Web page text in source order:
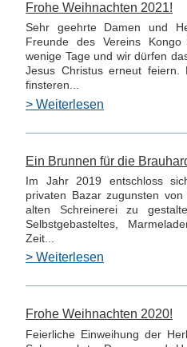
Frohe Weihnachten 2021!
Sehr geehrte Damen und
Freunde des Vereins
wenige Tage und wir dürfen
Jesus Christus erneut
finsteren...
> Weiterlesen
Ein Brunnen für die
Im Jahr 2019 entschloss
privaten Bazar zugunsten
alten Schreinerei zu
Selbstgebasteltes,
Zeit...
> Weiterlesen
Frohe Weihnachten 2020!
Feierliche Einweihung der